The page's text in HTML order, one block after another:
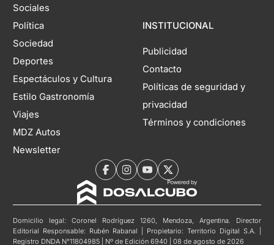
Sociales
Política
Sociedad
Deportes
Espectáculos y Cultura
Estilo Gastronomía
Viajes
MDZ Autos
Newsletter
INSTITUCIONAL
Publicidad
Contacto
Políticas de seguridad y
privacidad
Términos y condiciones
Domicilio legal: Coronel Rodríguez 1260, Mendoza, Argentina. Director
Editorial Responsable: Rubén Rabanal | Propietario: Territorio Digital S.A. |
Registro DNDA N°11804985 | Nº de Edición 6940 | 08 de agosto de 2026